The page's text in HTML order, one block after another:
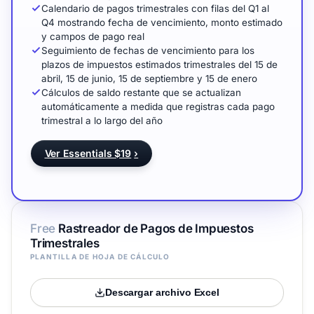
Free Rastreador de Pagos de Impuestos
Trimestrales
PLANTILLA DE HOJA DE CÁLCULO
Descargar archivo Excel
Calendario de pagos trimestrales con filas del Q1 al
Q4 mostrando fecha de vencimiento, monto estimado
y campos de pago real
Seguimiento de fechas de vencimiento para los
plazos de impuestos estimados trimestrales del 15 de
abril, 15 de junio, 15 de septiembre y 15 de enero
Cálculos de saldo restante que se actualizan
automáticamente a medida que registras cada pago
trimestral a lo largo del año
Ver Essentials $19 ›